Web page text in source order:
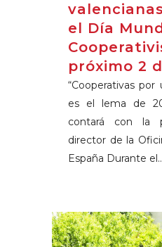
el Día
próximo 2
“Cooperativas por
es el lema de
contará con la
director de la
España Durante